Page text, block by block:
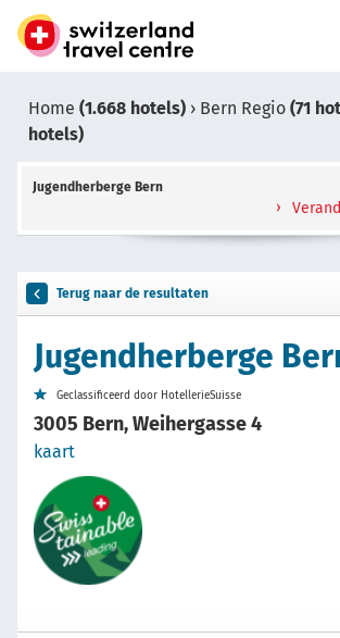
Home (1.668 hotels) › Bern Regio (71
hotels)
Jugendherberge Bern
Terug naar de resultaten
Jugendherberge
Geclassificeerd door HotellerieSuisse
3005 Bern, Weihergasse 4
kaart